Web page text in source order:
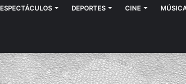
ESPECTÁCULOS DEPORTES CINE